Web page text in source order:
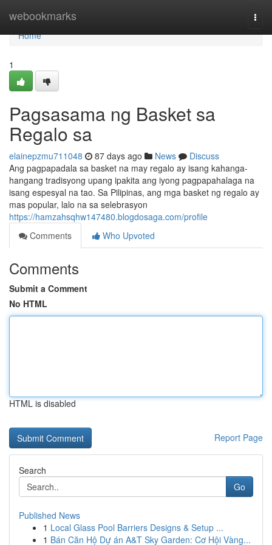
webookmarks
Home
Home
1
Pagsasama ng Basket sa
Regalo sa
elainepzmu711048 87 days ago News
Discuss
Ang pagpapadala sa basket na may regalo ay isang kahanga-
hangang tradisyong upang ipakita ang iyong pagpapahalaga na
isang espesyal na tao. Sa Pilipinas, ang mga basket ng regalo ay
mas popular, lalo na sa selebrasyon
https://hamzahsqhw147480.blogdosaga.com/profile
Comments
Who Upvoted
Comments
Submit a Comment
No HTML
HTML is disabled
Report Page
Search
Go
Published News
1 Local Glass Pool Barriers Designs & Setup ...
1 Bán Căn Hộ Dự án A&T Sky Garden: Cơ Hội Vàng...